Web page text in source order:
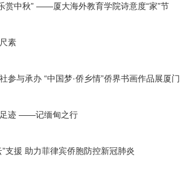
赏中秋” ——厦大海外教育学院诗意度“家”节
素
参与承办 “中国梦·侨乡情”侨界书画作品展厦门
迹 ——记缅甸之行
”支援 助力菲律宾侨胞防控新冠肺炎